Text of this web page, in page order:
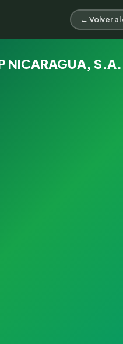
← Volver
NICARAGUA, S.A.